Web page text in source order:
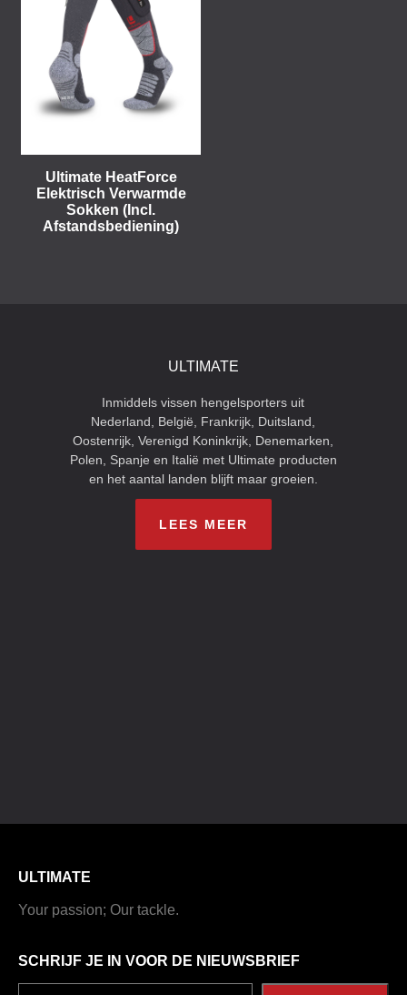
Ultimate HeatForce
Elektrisch Verwarmde
Sokken (Incl.
Afstandsbediening)
ULTIMATE
Inmiddels vissen hengelsporters uit
Nederland, België, Frankrijk, Duitsland,
Oostenrijk, Verenigd Koninkrijk, Denemarken,
Polen, Spanje en Italië met Ultimate producten
en het aantal landen blijft maar groeien.
LEES MEER
ULTIMATE
Your passion; Our tackle.
SCHRIJF JE IN VOOR DE NIEUWSBRIEF